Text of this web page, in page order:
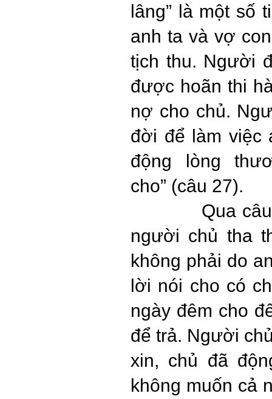
lâng” là một số
anh ta và vợ
tịch thu. Người
được hoãn thi
nợ cho chủ.
đời để làm việc
động lòng
cho” (câu 27).
Qua
người chủ tha
không phải do
lời nói cho có
ngày đêm cho
để trả. Người
xin, chủ đã
không muốn cả